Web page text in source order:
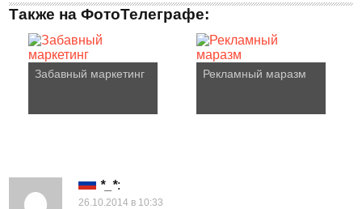
Также на ФотоТелеграфе:
Забавный маркетинг Рекламный маразм
*_*:
26.10.2014 в 10:33